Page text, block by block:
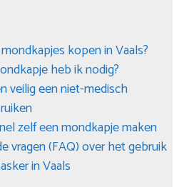
kopen in Vaals?
heb ik nodig?
veilig een niet-medisch
zelf een mondkapje maken
vragen (FAQ) over het gebruik
in Vaals